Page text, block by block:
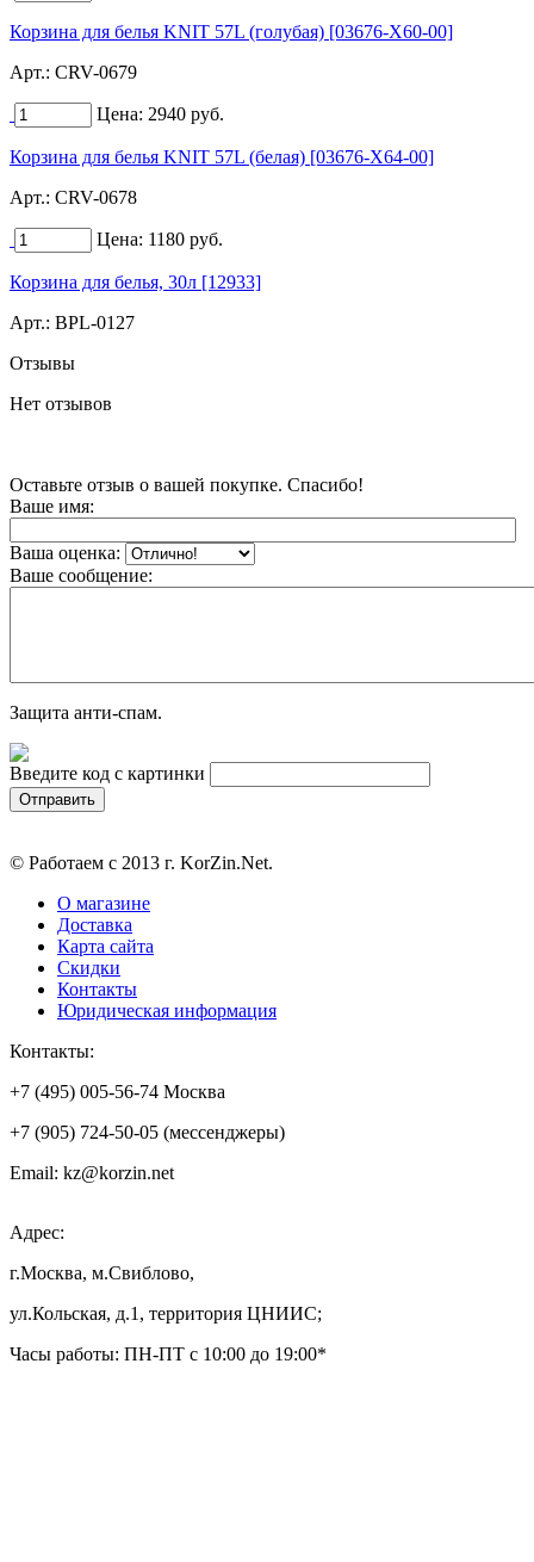
Корзина для белья KNIT 57L (голубая) [03676-X60-00]
Арт.: CRV-0679
Цена: 2940 руб.
Корзина для белья KNIT 57L (белая) [03676-X64-00]
Арт.: CRV-0678
Цена: 1180 руб.
Корзина для белья, 30л [12933]
Арт.: BPL-0127
Отзывы
Нет отзывов
Оставьте отзыв о вашей покупке. Спасибо!
Ваше имя:
Ваша оценка:
Ваше сообщение:
Защита анти-спам.
Введите код с картинки
© Работаем с 2013 г. KorZin.Net.
О магазине
Доставка
Карта сайта
Скидки
Контакты
Юридическая информация
Контакты:
+7 (495) 005-56-74 Москва
+7 (905) 724-50-05 (мессенджеры)
Email: kz@korzin.net
Адрес:
г.Москва, м.Свиблово,
ул.Кольская, д.1, территория ЦНИИС;
Часы работы: ПН-ПТ с 10:00 до 19:00*